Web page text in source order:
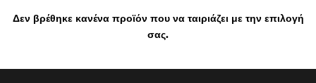
Δεν βρέθηκε κανένα προϊόν που να ταιριάζει με την επιλογή
σας.